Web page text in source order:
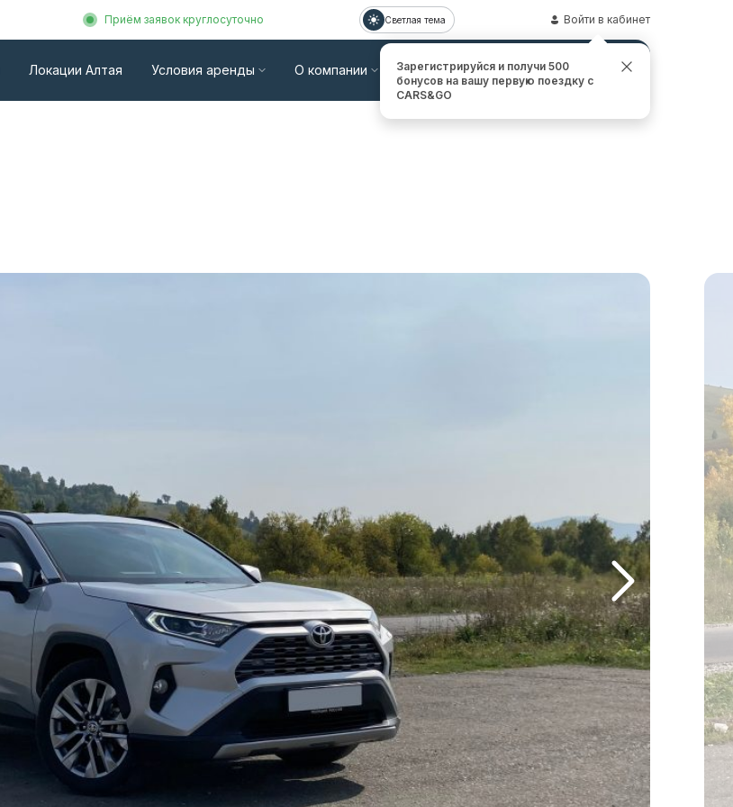
Локации Алтая Условия аренды О компании Контакты Заказать звонок
Приём заявок круглосуточно Светлая тема Войти в кабинет
Зарегистрируйся и получи 500
бонусов на вашу первую поездку с
CARS&GO